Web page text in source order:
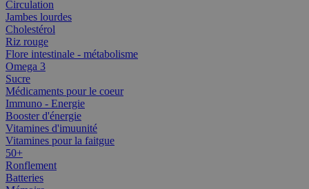
Circulation
Jambes lourdes
Cholestérol
Riz rouge
Flore intestinale - métabolisme
Omega 3
Sucre
Médicaments pour le coeur
Immuno - Energie
Booster d'énergie
Vitamines d'imuunité
Vitamines pour la faitgue
50+
Ronflement
Batteries